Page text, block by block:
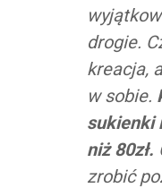
drogie.
kreacja,
w sobie.
sukienki
niż 80zł.
zrobić